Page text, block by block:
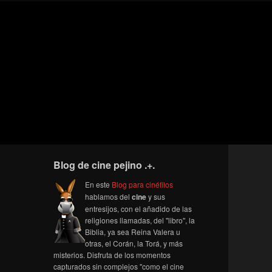
Blog de cine pejino .+.
En este Blog para cinéfilos
hablamos del ciney sus
entresijos, con el añadido de las
religiones llamadas, del "libro", la
Biblia, ya sea Reina Valera u
otras, el Corán, la Torá, y más
misterios. Disfruta de los momentos
capturados sin complejos "como el cine